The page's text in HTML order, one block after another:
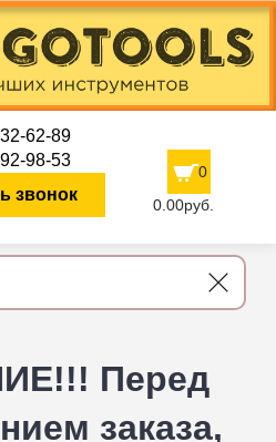
62-89
98-53
звонок
0
0.00руб.
Перед
заказа,